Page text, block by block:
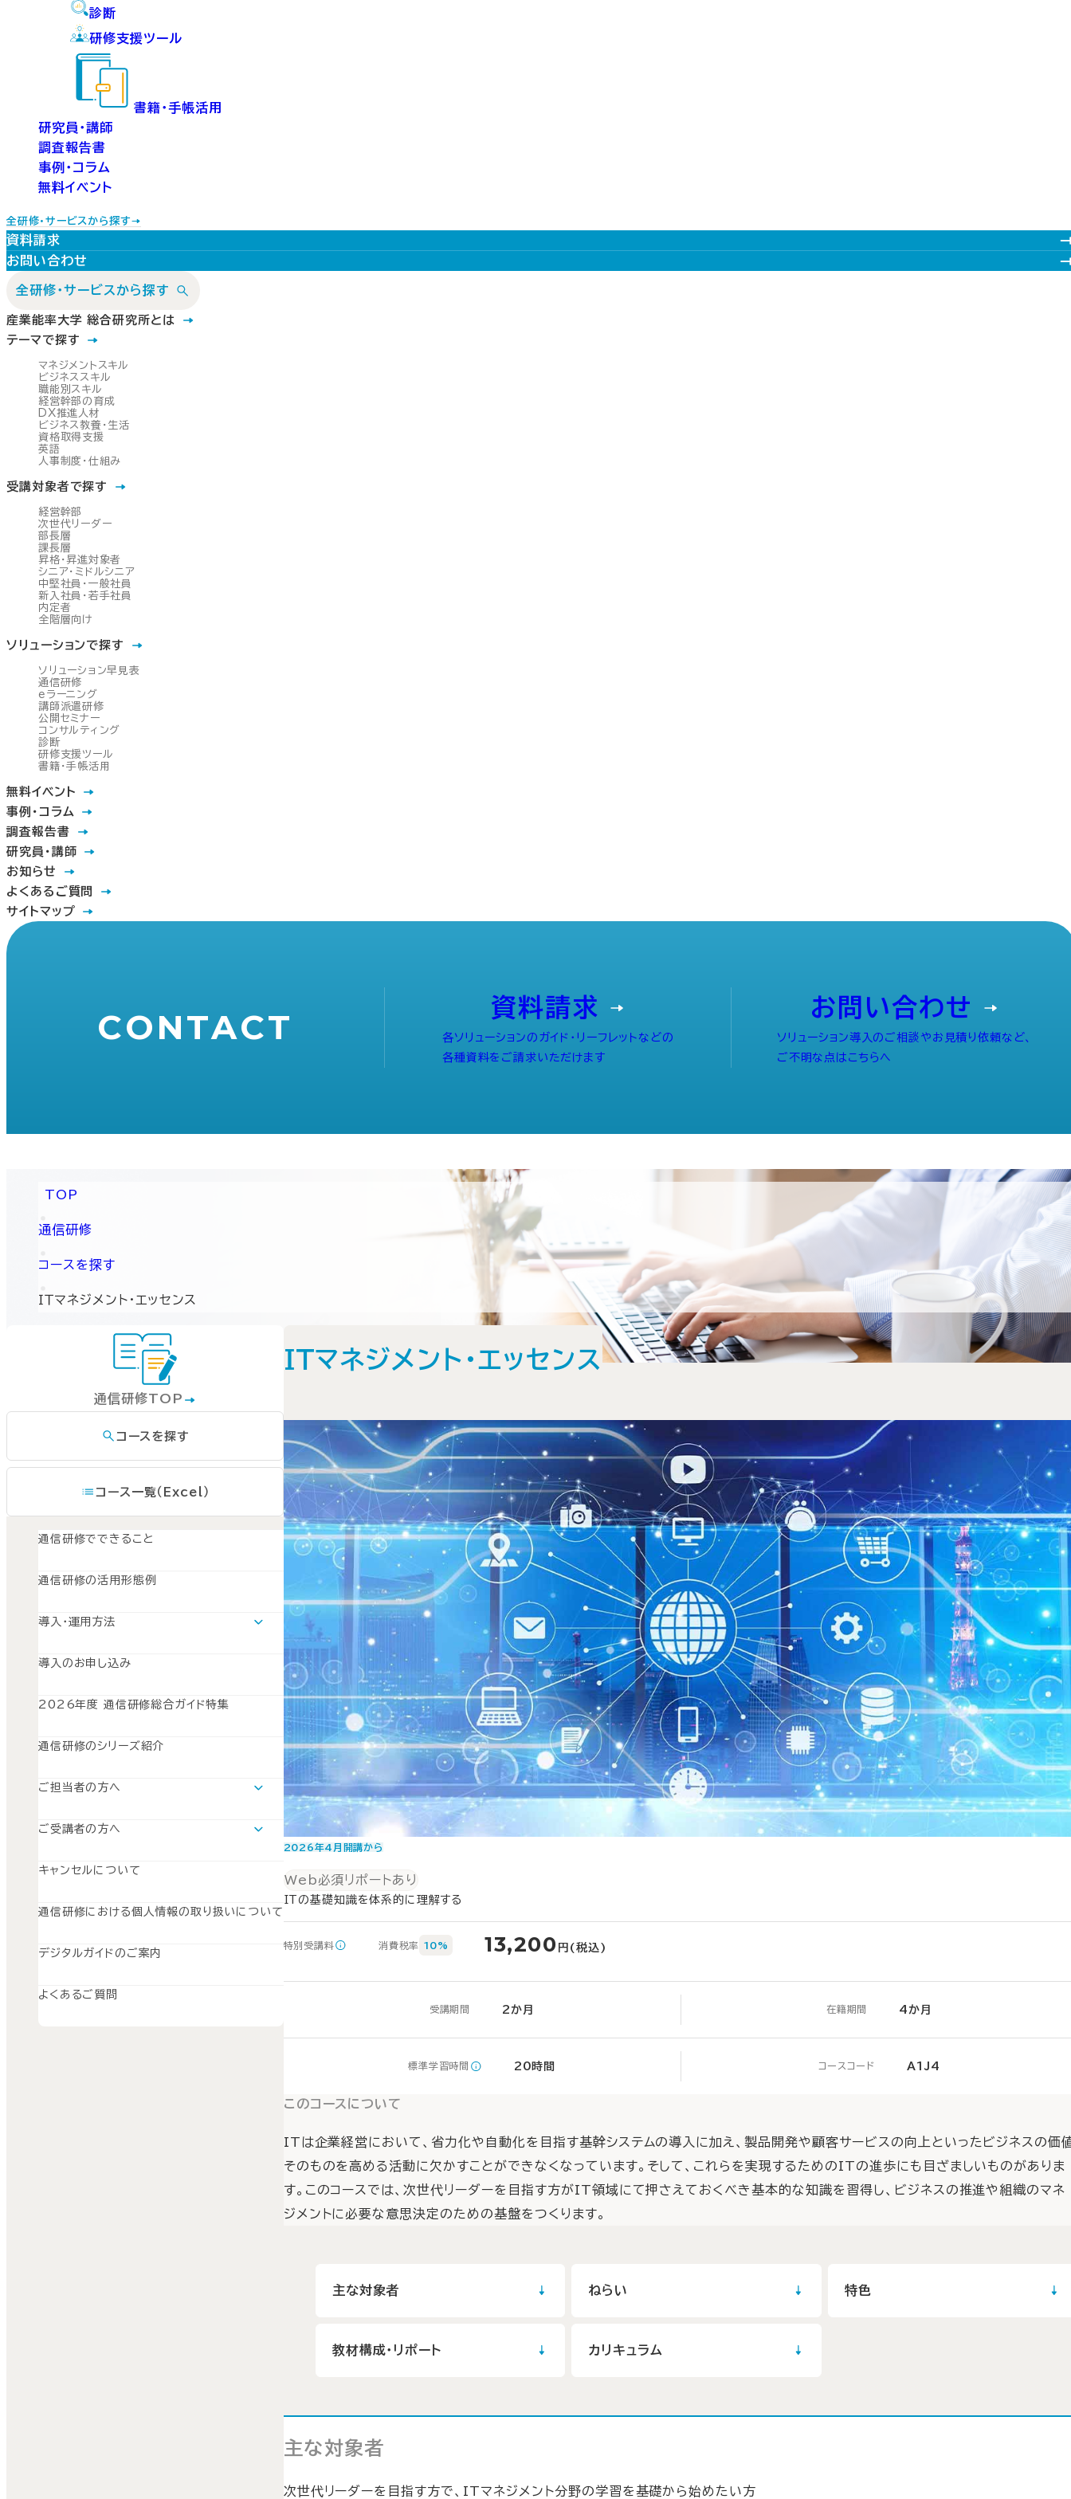
診断
研修支援ツール
書籍・手帳活用
研究員・講師
調査報告書
事例・コラム
無料イベント
全研修・サービスから探す
資料請求
お問い合わせ
全研修・サービスから探す
産業能率大学 総合研究所とは
テーマで探す
マネジメントスキル
ビジネススキル
職能別スキル
経営幹部の育成
DX推進人材
ビジネス教養・生活
資格取得支援
英語
人事制度・仕組み
受講対象者で探す
経営幹部
次世代リーダー
部長層
課長層
昇格・昇進対象者
シニア・ミドルシニア
中堅社員・一般社員
新入社員・若手社員
内定者
全階層向け
ソリューションで探す
ソリューション早見表
通信研修
eラーニング
講師派遣研修
公開セミナー
コンサルティング
診断
研修支援ツール
書籍・手帳活用
無料イベント
事例・コラム
調査報告書
研究員・講師
お知らせ
よくあるご質問
サイトマップ
CONTACT 資料請求
各ソリューションのガイド・リーフレットなどの
各種資料をご請求いただけます
お問い合わせ
ソリューション導入のご相談やお見積り依頼など、
ご不明な点はこちらへ
TOP
通信研修
コースを探す
ＩＴマネジメント・エッセンス
通信研修TOP
コースを探す
コース一覧（Excel）
通信研修でできること
通信研修の活用形態例
導入・運用方法
導入準備
開講と受講管理
導入のお申し込み
2026年度 通信研修総合ガイド特集
通信研修のシリーズ紹介
ご担当者の方へ
SuperGraceのご案内
ご受講者の方へ
キャンセルについて
通信研修における個人情報の取り扱いについて
デジタルガイドのご案内
よくあるご質問
ＩＴマネジメント・エッセンス
2026年4月開講から
Web必須リポートあり
ITの基礎知識を体系的に理解する
特別受講料 消費税率 10% 13,200 円(税込)
受講期間 2か月 在籍期間 4か月
標準学習時間 20時間 コースコード A1J4
このコースについて
ITは企業経営において、省力化や自動化を目指す基幹システムの導入に加え、製品開発や顧客サービスの向上といったビジネスの価
そのものを高める活動に欠かすことができなくなっています。そして、これらを実現するためのITの進歩にも目ざましいものがありま
す。このコースでは、次世代リーダーを目指す方がIT領域にて押さえておくべき基本的な知識を習得し、ビジネスの推進や組織のマネ
ジメントに必要な意思決定のための基盤をつくります。
主な対象者 ねらい 特色
教材構成・リポート カリキュラム
主な対象者
次世代リーダーを目指す方で、ITマネジメント分野の学習を基礎から始めたい方